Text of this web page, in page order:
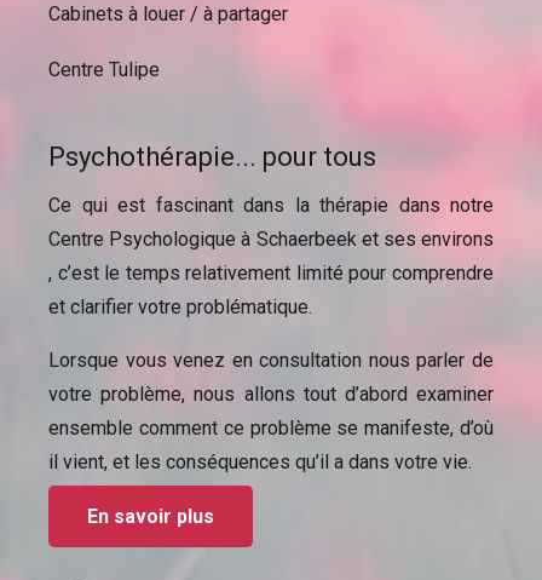
Cabinets à louer / à partager
Centre Tulipe
Psychothérapie... pour tous
Ce qui est fascinant dans la thérapie dans notre
Centre Psychologique à Schaerbeek et ses environs
, c’est le temps relativement limité pour comprendre
et clarifier votre problématique.
Lorsque vous venez en consultation nous parler de
votre problème, nous allons tout d’abord examiner
ensemble comment ce problème se manifeste, d’où
il vient, et les conséquences qu’il a dans votre vie.
En savoir plus